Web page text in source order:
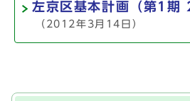
左京区基本計画（第1
（2012年3月14日）